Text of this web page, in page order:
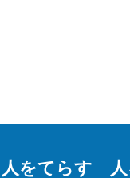
人をてらす